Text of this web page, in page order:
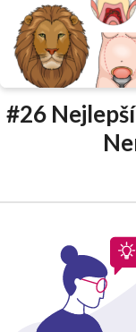
#26